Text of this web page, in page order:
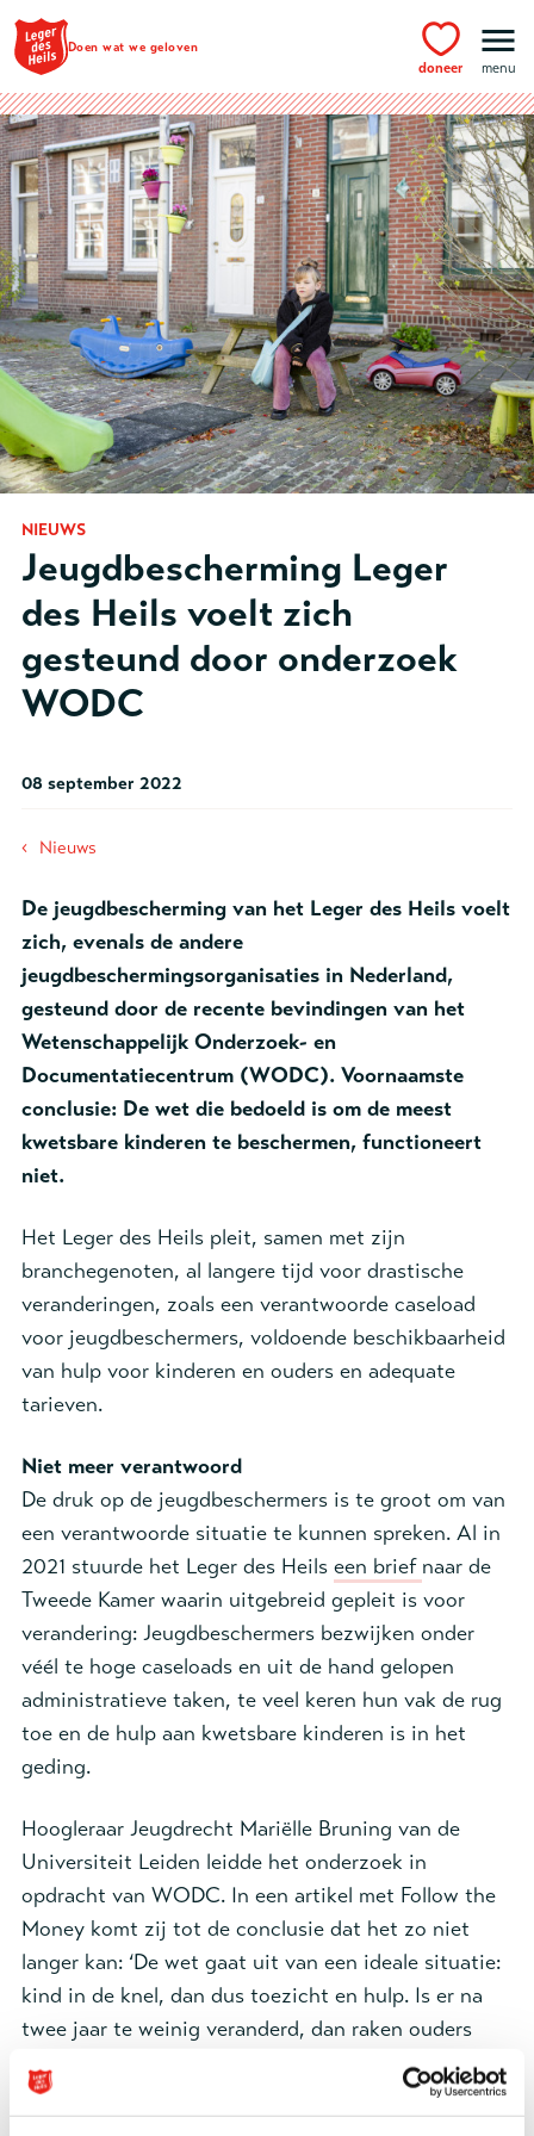
Ga naar hoofdinhoud
Doen wat we geloven
doneer menu
NIEUWS
Jeugdbescherming Leger
des Heils voelt zich
gesteund door onderzoek
WODC
08 september 2022
‹ Nieuws
De jeugdbescherming van het Leger des Heils voelt
zich, evenals de andere
jeugdbeschermingsorganisaties in Nederland,
gesteund door de recente bevindingen van het
Wetenschappelijk Onderzoek- en
Documentatiecentrum (WODC). Voornaamste
conclusie: De wet die bedoeld is om de meest
kwetsbare kinderen te beschermen, functioneert
niet.
Het Leger des Heils pleit, samen met zijn
branchegenoten, al langere tijd voor drastische
veranderingen, zoals een verantwoorde caseload
voor jeugdbeschermers, voldoende beschikbaarheid
van hulp voor kinderen en ouders en adequate
tarieven.
Niet meer verantwoord
De druk op de jeugdbeschermers is te groot om van
een verantwoorde situatie te kunnen spreken. Al in
2021 stuurde het Leger des Heils een brief naar de
Tweede Kamer waarin uitgebreid gepleit is voor
verandering: Jeugdbeschermers bezwijken onder
véél te hoge caseloads en uit de hand gelopen
administratieve taken, te veel keren hun vak de rug
toe en de hulp aan kwetsbare kinderen is in het
geding.
Hoogleraar Jeugdrecht Mariëlle Bruning van de
Universiteit Leiden leidde het onderzoek in
opdracht van WODC. In een artikel met Follow the
Money komt zij tot de conclusie dat het zo niet
langer kan: ‘De wet gaat uit van een ideale situatie:
kind in de knel, dan dus toezicht en hulp. Is er na
twee jaar te weinig veranderd, dan raken ouders
hun gezag kwijt en neemt de staat de zorg over. In
de praktijk gaat het vrijwel nooit zo: de hulp – in de